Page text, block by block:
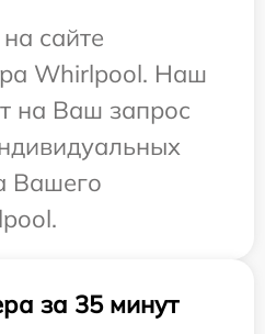
сайте
Whirlpool. Наш
на Ваш запрос
Вашего
за 35 минут